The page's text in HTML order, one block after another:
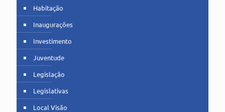
Habitação
Inaugurações
Investimento
Juventude
Legislação
Legislativas
Local Visão